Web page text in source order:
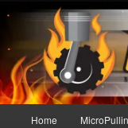
primaire
inhoud
De meest krachtige
Home